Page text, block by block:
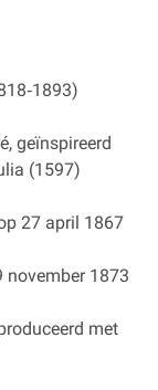
geïnspireerd
(1597)
27 april 1867
november 1873
met